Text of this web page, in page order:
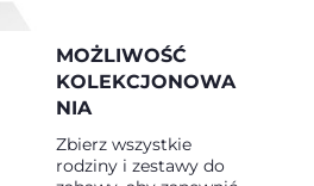
MOŻLIWOŚĆ
KOLEKCJONOWA
NIA
Zbierz wszystkie
rodziny i zestawy do